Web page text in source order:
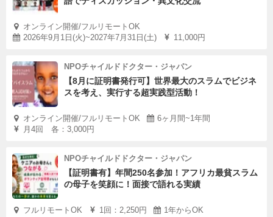
オンライン開催/フルリモートOK
2026年9月1日(火)~2027年7月31日(土)
11,000円
NPOチャイルドドクター・ジャパン
【8月に証明書発行可】世界最大のスラムでビジネ
スを考え、実行する超実践型活動！
オンライン開催/フルリモートOK
6ヶ月間~1年間
月4回 各：3,000円
NPOチャイルドドクター・ジャパン
【証明書有】年間250名参加！アフリカ最貧スラム
の母子を笑顔に！面接で語れる実績
フルリモートOK 1回：2,250円 1年からOK